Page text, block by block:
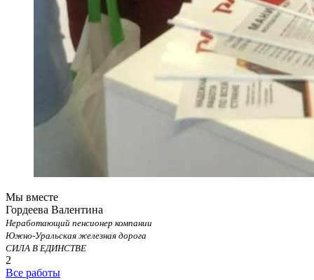
Мы вместе
Гордеева Валентина
Неработающий пенсионер компании
Южно-Уральская железная дорога
СИЛА В ЕДИНСТВЕ
2
Все работы